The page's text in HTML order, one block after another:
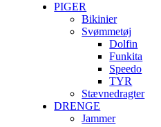
PIGER
Bikinier
Svømmetøj
Dolfin
Funkita
Speedo
TYR
Stævnedragter
DRENGE
Jammer